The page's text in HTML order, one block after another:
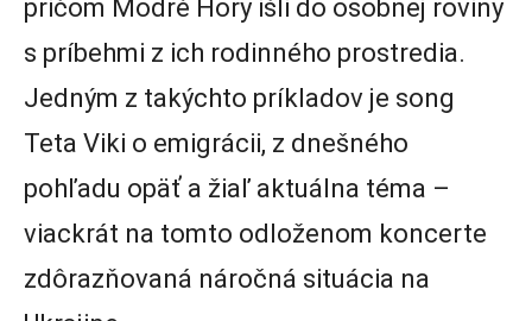
pričom Modré Hory išli do osobnej roviny
s príbehmi z ich rodinného prostredia.
Jedným z takýchto príkladov je song
Teta Viki o emigrácii, z dnešného
pohľadu opäť a žiaľ aktuálna téma –
viackrát na tomto odloženom koncerte
zdôrazňovaná náročná situácia na